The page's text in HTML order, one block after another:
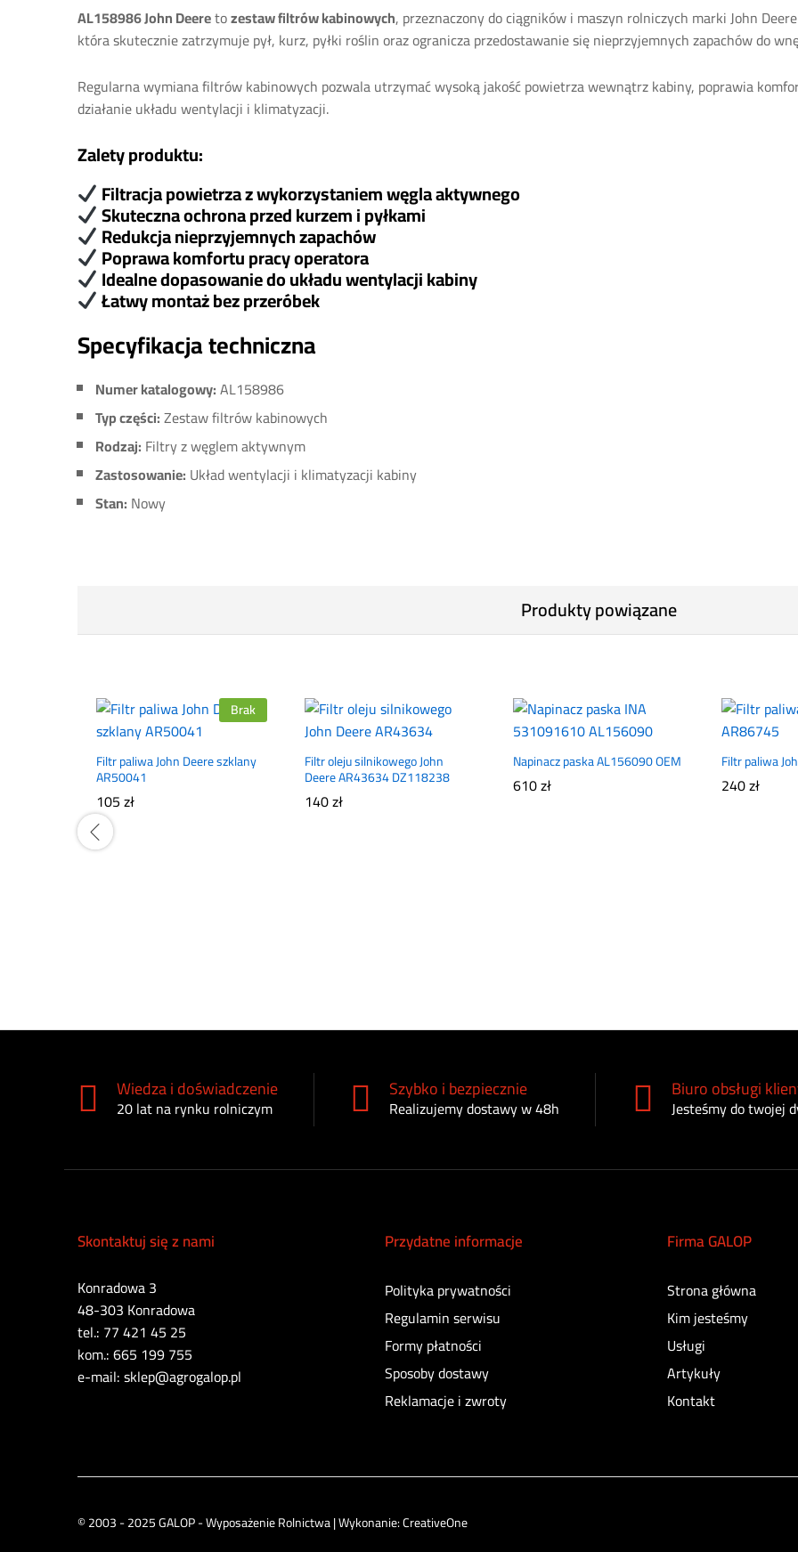
AL158986 John Deeretozestaw filtrów kabinowych, przeznaczony do ciągników i maszyn rolniczych marki John
która skutecznie zatrzymuje pył, kurz, pyłki roślin oraz ogranicza przedostawanie się nieprzyjemnych zapachów do
Regularna wymiana filtrów kabinowych pozwala utrzymać wysoką jakość powietrza wewnątrz kabiny, poprawia
działanie układu wentylacji i klimatyzacji.
Zalety produktu:
Filtracja powietrza z wykorzystaniem węgla aktywnego
Skuteczna ochrona przed kurzem i pyłkami
Redukcja nieprzyjemnych zapachów
Poprawa komfortu pracy operatora
Idealne dopasowanie do układu wentylacji kabiny
Łatwy montaż bez przeróbek
Specyfikacja techniczna
Numer katalogowy:AL158986
Typ części:Zestaw filtrów kabinowych
Rodzaj: Filtry z węglem aktywnym
Zastosowanie: Układ wentylacji i klimatyzacji kabiny
Stan: Nowy
Produkty powiązane
Brak
Filtr paliwa John Deere szklany
AR50041
105zł
Filtr oleju silnikowego John
Deere AR43634 DZ118238
140zł
Napinacz paska AL156090 OEM
610zł
Filtr paliwa
240zł
Wiedza i doświadczenie
20 lat na rynku rolniczym
Szybko i bezpiecznie
Realizujemy dostawy w 48h
Biuro obsługi
Jesteśmy do twojej
Skontaktuj się z nami
Konradowa 3
48-303 Konradowa
tel.: 77 421 45 25
kom.: 665 199 755
e-mail: sklep@agrogalop.pl
Przydatne informacje
Polityka prywatności
Regulamin serwisu
Formy płatności
Sposoby dostawy
Reklamacje i zwroty
Firma GALOP
Strona główna
Kim jesteśmy
Usługi
Artykuły
Kontakt
© 2003 - 2025 GALOP - Wyposażenie Rolnictwa | Wykonanie:CreativeOne